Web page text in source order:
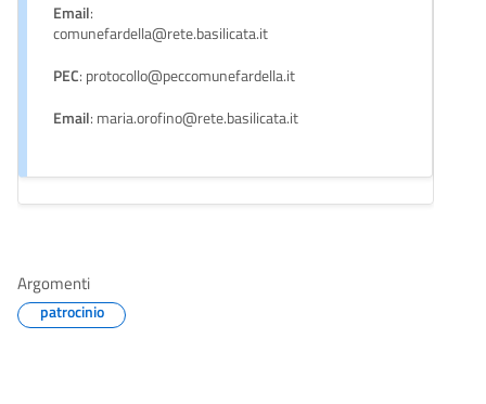
Email:
comunefardella@rete.basilicata.it
PEC: protocollo@peccomunefardella.it
Email: maria.orofino@rete.basilicata.it
Argomenti
patrocinio